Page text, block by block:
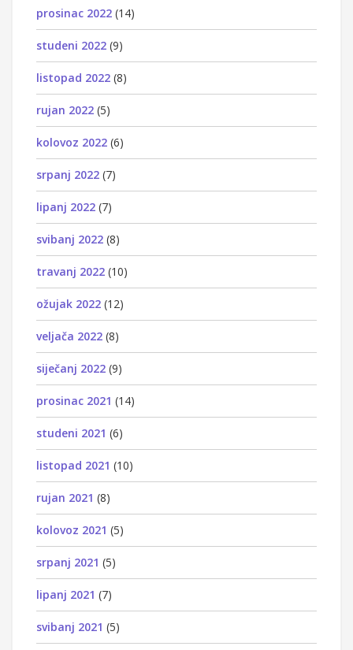
prosinac 2022 (14)
studeni 2022 (9)
listopad 2022 (8)
rujan 2022 (5)
kolovoz 2022 (6)
srpanj 2022 (7)
lipanj 2022 (7)
svibanj 2022 (8)
travanj 2022 (10)
ožujak 2022 (12)
veljača 2022 (8)
siječanj 2022 (9)
prosinac 2021 (14)
studeni 2021 (6)
listopad 2021 (10)
rujan 2021 (8)
kolovoz 2021 (5)
srpanj 2021 (5)
lipanj 2021 (7)
svibanj 2021 (5)